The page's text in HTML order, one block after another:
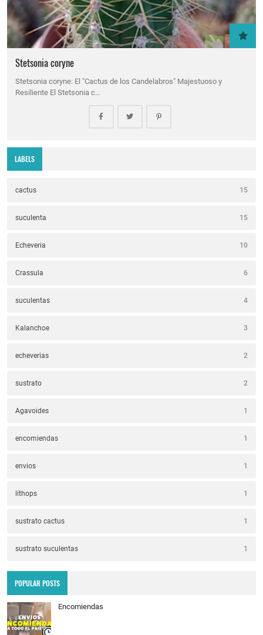
Stetsonia coryne
Stetsonia coryne: El "Cactus de los Candelabros" Majestuoso y
Resiliente El Stetsonia c…
LABELS
cactus 15
suculenta 15
Echeveria 10
Crassula 6
suculentas 4
Kalanchoe 3
echeverias 2
sustrato 2
Agavoides 1
encomiendas 1
envios 1
lithops 1
sustrato cactus 1
sustrato suculentas 1
POPULAR POSTS
Encomiendas